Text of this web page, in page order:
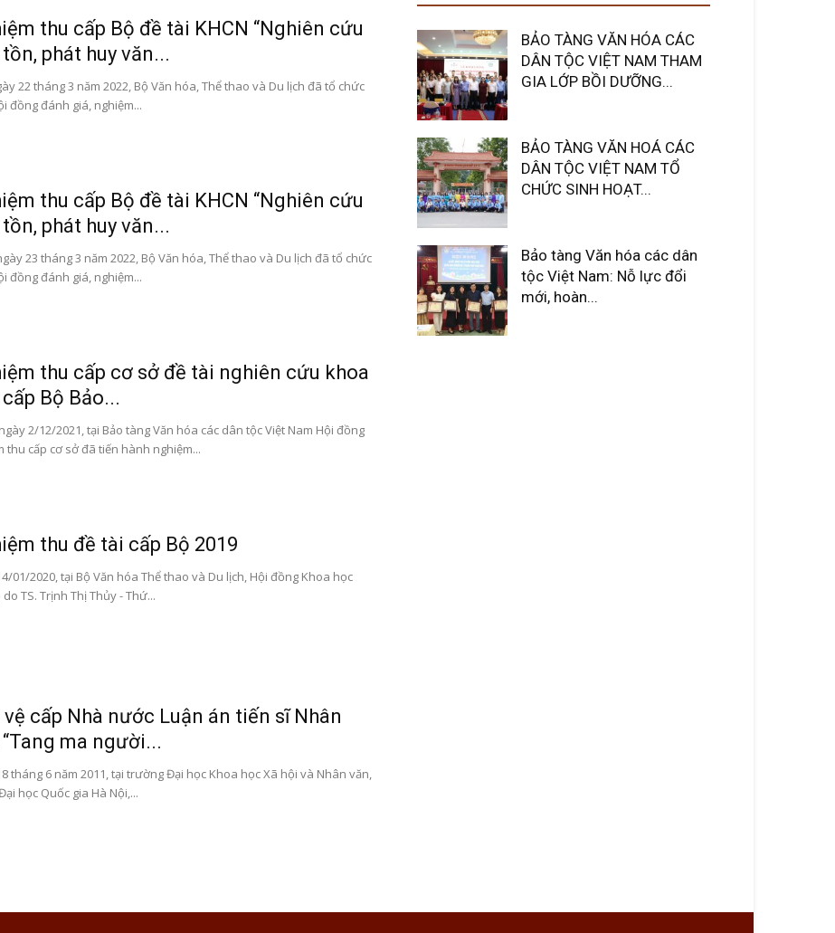
thu cấp Bộ đề tài KHCN “Nghiên cứu
phát huy văn...
22 tháng 3 năm 2022, Bộ Văn hóa, Thể thao và Du lịch đã tổ chức
đồng đánh giá, nghiệm...
thu cấp Bộ đề tài KHCN “Nghiên cứu
phát huy văn...
23 tháng 3 năm 2022, Bộ Văn hóa, Thể thao và Du lịch đã tổ chức
đồng đánh giá, nghiệm...
thu cấp cơ sở đề tài nghiên cứu khoa
Bộ Bảo...
2/12/2021, tại Bảo tàng Văn hóa các dân tộc Việt Nam Hội đồng
thu cấp cơ sở đã tiến hành nghiệm...
thu đề tài cấp Bộ 2019
01/2020, tại Bộ Văn hóa Thể thao và Du lịch, Hội đồng Khoa học
do TS. Trịnh Thị Thủy - Thứ...
vệ cấp Nhà nước Luận án tiến sĩ Nhân
ma người...
tháng 6 năm 2011, tại trường Đại học Khoa học Xã hội và Nhân văn,
học Quốc gia Hà Nội,...
BẢO TÀNG VĂN HÓA CÁC
DÂN TỘC VIỆT NAM THAM
GIA LỚP BỒI DƯỠNG...
BẢO TÀNG VĂN HOÁ CÁC
DÂN TỘC VIỆT NAM TỔ
CHỨC SINH HOẠT...
Bảo tàng Văn hóa các dân
tộc Việt Nam: Nỗ lực đổi
mới, hoàn...